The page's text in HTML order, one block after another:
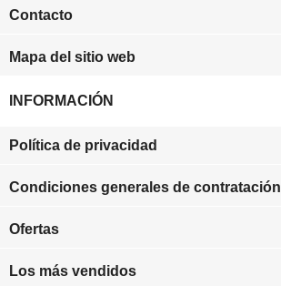
Contacto
Mapa del sitio web
INFORMACIÓN
Política de privacidad
Condiciones generales de contratación
Ofertas
Los más vendidos